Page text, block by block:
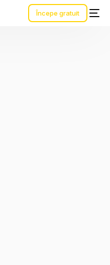
Începe gratuit